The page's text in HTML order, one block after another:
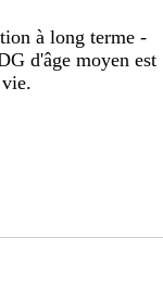
à long terme -
d'âge moyen est